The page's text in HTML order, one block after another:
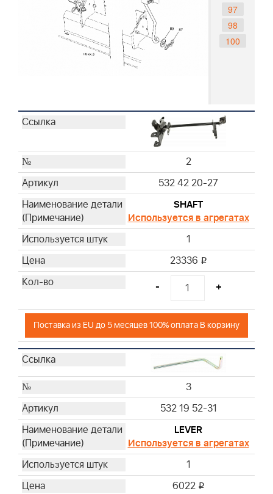
97
98
100
2
532 42 20-27
SHAFT
Используется в агрегатах
1
23336 i
- +
Поставка из EU до 5 месяцев 100% оплата В корзину
3
532 19 52-31
LEVER
Используется в агрегатах
1
6022 i